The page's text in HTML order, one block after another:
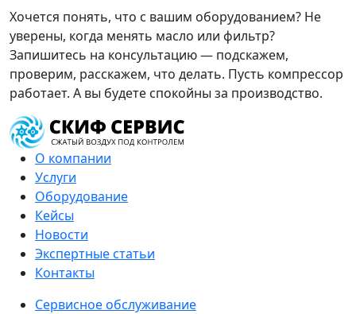
Хочется понять, что с вашим оборудованием? Не
уверены, когда менять масло или фильтр?
Запишитесь на консультацию — подскажем,
проверим, расскажем, что делать. Пусть компрессор
работает. А вы будете спокойны за производство.
О компании
Услуги
Оборудование
Кейсы
Новости
Экспертные статьи
Контакты
Сервисное обслуживание